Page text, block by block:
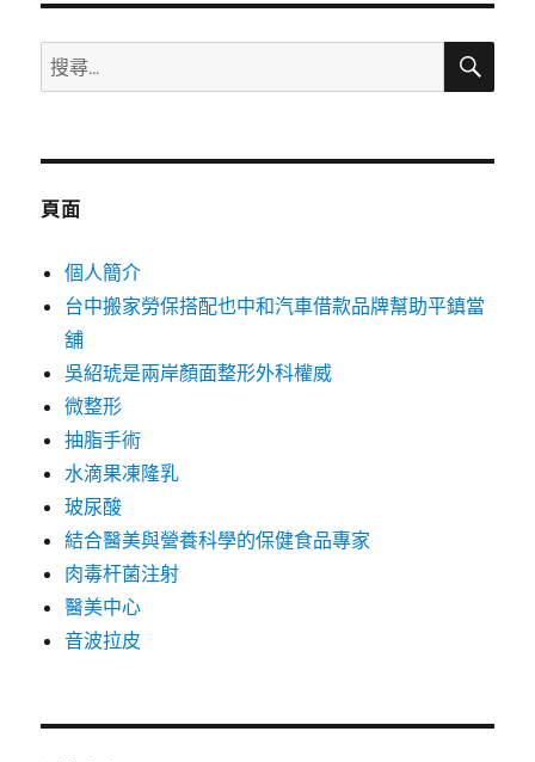
搜
尋
鍵
搜
頁面
個人簡介
台中搬家勞保搭配也中和汽車借款品牌幫助平鎮當
舖
吳紹琥是兩岸顏面整形外科權威
微整形
抽脂手術
水滴果凍隆乳
玻尿酸
結合醫美與營養科學的保健食品專家
肉毒杆菌注射
醫美中心
音波拉皮